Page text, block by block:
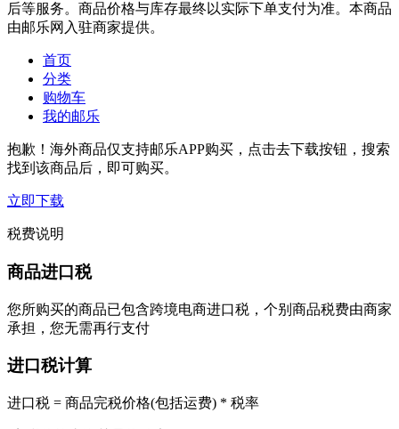
后等服务。商品价格与库存最终以实际下单支付为准。本商品
由邮乐网入驻商家提供。
首页
分类
购物车
我的邮乐
抱歉！海外商品仅支持邮乐APP购买，点击去下载按钮，搜索
找到该商品后，即可购买。
立即下载
税费说明
商品进口税
您所购买的商品已包含跨境电商进口税，个别商品税费由商家
承担，您无需再行支付
进口税计算
进口税 = 商品完税价格(包括运费) * 税率